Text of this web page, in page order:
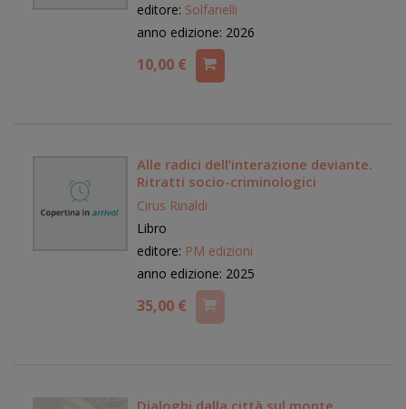
editore: Solfanelli
anno edizione: 2026
10,00 €
Alle radici dell’interazione deviante.
Ritratti socio-criminologici
Cirus Rinaldi
Libro
editore: PM edizioni
anno edizione: 2025
35,00 €
Dialoghi dalla città sul monte